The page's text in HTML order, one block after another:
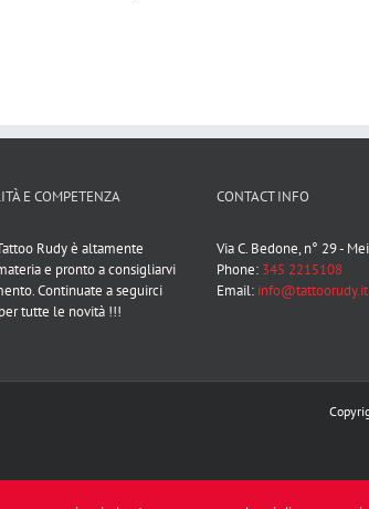
E COMPETENZA
Rudy è altamente
e pronto a consigliarvi
Continuate a seguirci
tutte le novità !!!
CONTACT INFO
Via C. Bedone, n° 29 -
Phone: 345 2215108
Email: info@tattoorudy.it